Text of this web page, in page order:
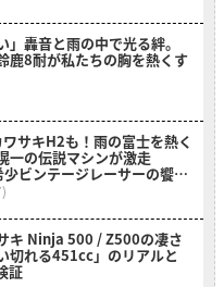
」轟音と雨の中で光る絆。
鹿8耐が私たちの胸を熱くす
サキH2も！雨の富士を熱く
一の伝説マシンが激走
少ビンテージレーサーの饗
キ Ninja 500 / Z500の凄さ
切れる451cc」のリアルと
証